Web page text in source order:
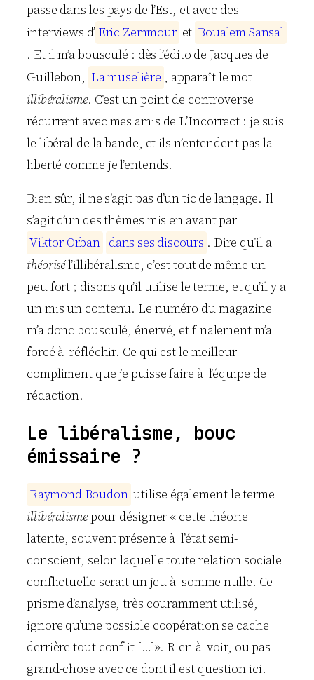
passe dans les pays de l’Est, et avec des
interviews d’ Eric Zemmour et BoualemSansal
. Et il m’a bousculé : dès l’édito de Jacques de
Guillebon, Lamuselière , apparaît le mot
illibéralisme. C’est un point de controverse
récurrent avec mes amis de L’Incorrect : je suis
le libéral de la bande, et ils n’entendent pas la
liberté comme je l’entends.
Bien sûr, il ne s’agit pas d’un tic de langage. Il
s’agit d’un des thèmes mis en avant par
Viktor Orban dans ses discours . Dire qu’il a
théorisél’illibéralisme, c’est tout de même un
peu fort ; disons qu’il utilise le terme, et qu’il y a
un mis un contenu. Le numéro du magazine
m’a donc bousculé, énervé, et finalement m’a
forcé à réfléchir. Ce qui est le meilleur
compliment que je puisse faire à l’équipe de
rédaction.
Le libéralisme, bouc
émissaire ?
Raymond Boudon utilise également le terme
illibéralismepour désigner « cette théorie
latente, souvent présente à l’état semi-
conscient, selon laquelle toute relation sociale
conflictuelle serait un jeu à somme nulle. Ce
prisme d’analyse, très couramment utilisé,
ignore qu’une possible coopération se cache
derrière tout conflit […]». Rien à voir, ou pas
grand-chose avec ce dont il est question ici.